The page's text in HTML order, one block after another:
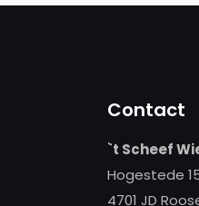
Contact
`t Scheef
Hogestede
4701 JD